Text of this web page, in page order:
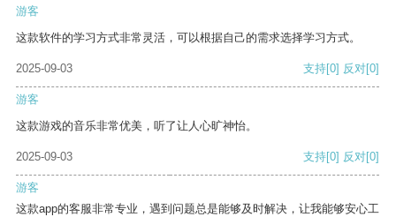
游客
这款软件的学习方式非常灵活，可以根据自己的需求选择学习方式。
2025-09-03 支持[0] 反对[0]
游客
这款游戏的音乐非常优美，听了让人心旷神怡。
2025-09-03 支持[0] 反对[0]
游客
这款app的客服非常专业，遇到问题总是能够及时解决，让我能够安心工